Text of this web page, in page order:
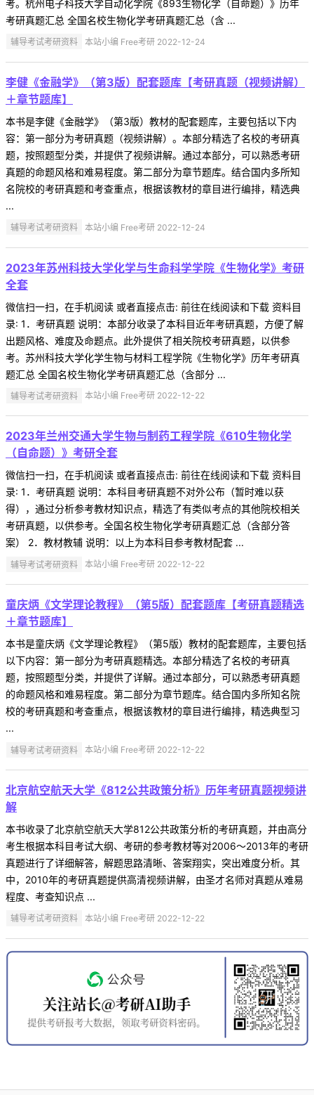
考。杭州电子科技大学自动化学院《893生物化学（自命题）》历年
考研真题汇总 全国名校生物化学考研真题汇总（含 ...
辅导考试考研资料 本站小编 Free考研 2022-12-24
李健《金融学》（第3版）配套题库【考研真题（视频讲解）
＋章节题库】
本书是李健《金融学》（第3版）教材的配套题库，主要包括以下内
容：第一部分为考研真题（视频讲解）。本部分精选了名校的考研真
题，按照题型分类，并提供了视频讲解。通过本部分，可以熟悉考研
真题的命题风格和难易程度。第二部分为章节题库。结合国内多所知
名院校的考研真题和考查重点，根据该教材的章目进行编排，精选典
...
辅导考试考研资料 本站小编 Free考研 2022-12-24
2023年苏州科技大学化学与生命科学学院《生物化学》考研
全套
微信扫一扫，在手机阅读 或者直接点击: 前往在线阅读和下载 资料目
录: 1．考研真题 说明：本部分收录了本科目近年考研真题，方便了解
出题风格、难度及命题点。此外提供了相关院校考研真题，以供参
考。苏州科技大学化学生物与材料工程学院《生物化学》历年考研真
题汇总 全国名校生物化学考研真题汇总（含部分 ...
辅导考试考研资料 本站小编 Free考研 2022-12-22
2023年兰州交通大学生物与制药工程学院《610生物化学
（自命题）》考研全套
微信扫一扫，在手机阅读 或者直接点击: 前往在线阅读和下载 资料目
录: 1．考研真题 说明：本科目考研真题不对外公布（暂时难以获
得），通过分析参考教材知识点，精选了有类似考点的其他院校相关
考研真题，以供参考。全国名校生物化学考研真题汇总（含部分答
案） 2．教材教辅 说明：以上为本科目参考教材配套 ...
辅导考试考研资料 本站小编 Free考研 2022-12-22
童庆炳《文学理论教程》（第5版）配套题库【考研真题精选
＋章节题库】
本书是童庆炳《文学理论教程》（第5版）教材的配套题库，主要包括
以下内容：第一部分为考研真题精选。本部分精选了名校的考研真
题，按照题型分类，并提供了详解。通过本部分，可以熟悉考研真题
的命题风格和难易程度。第二部分为章节题库。结合国内多所知名院
校的考研真题和考查重点，根据该教材的章目进行编排，精选典型习
...
辅导考试考研资料 本站小编 Free考研 2022-12-22
北京航空航天大学《812公共政策分析》历年考研真题视频讲
解
本书收录了北京航空航天大学812公共政策分析的考研真题，并由高分
考生根据本科目考试大纲、考研的参考教材等对2006～2013年的考研
真题进行了详细解答，解题思路清晰、答案翔实，突出难度分析。其
中，2010年的考研真题提供高清视频讲解，由圣才名师对真题从难易
程度、考查知识点 ...
辅导考试考研资料 本站小编 Free考研 2022-12-22